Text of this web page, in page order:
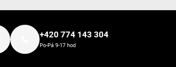
+420 774 143 304
Po-Pá 9-17 hod